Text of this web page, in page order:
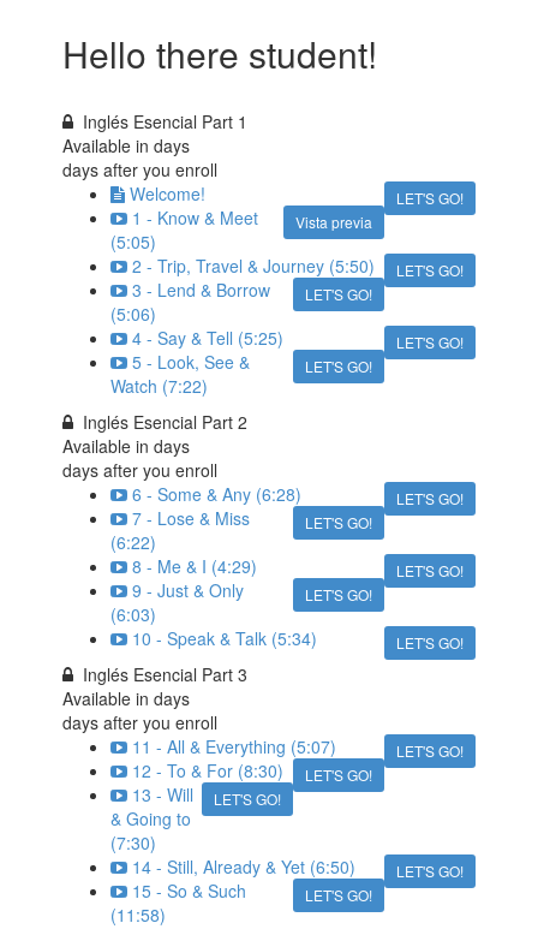
Hello there student!
Inglés Esencial Part 1
Available indays
days after you enroll
LET'S GO!
Welcome!
Vista previa
1 - Know & Meet
(5:05)
LET'S GO!
2 - Trip, Travel & Journey (5:50)
LET'S GO!
3 - Lend & Borrow
(5:06)
LET'S GO!
4 - Say & Tell (5:25)
LET'S GO!
5 - Look, See &
Watch (7:22)
Inglés Esencial Part 2
Available indays
days after you enroll
LET'S GO!
6 - Some & Any (6:28)
LET'S GO!
7 - Lose & Miss
(6:22)
LET'S GO!
8 - Me & I (4:29)
LET'S GO!
9 - Just & Only
(6:03)
LET'S GO!
10 - Speak & Talk (5:34)
Inglés Esencial Part 3
Available indays
days after you enroll
LET'S GO!
11 - All & Everything (5:07)
LET'S GO!
12 - To & For (8:30)
LET'S GO!
13 - Will
& Going to
(7:30)
LET'S GO!
14 - Still, Already & Yet (6:50)
LET'S GO!
15 - So & Such
(11:58)